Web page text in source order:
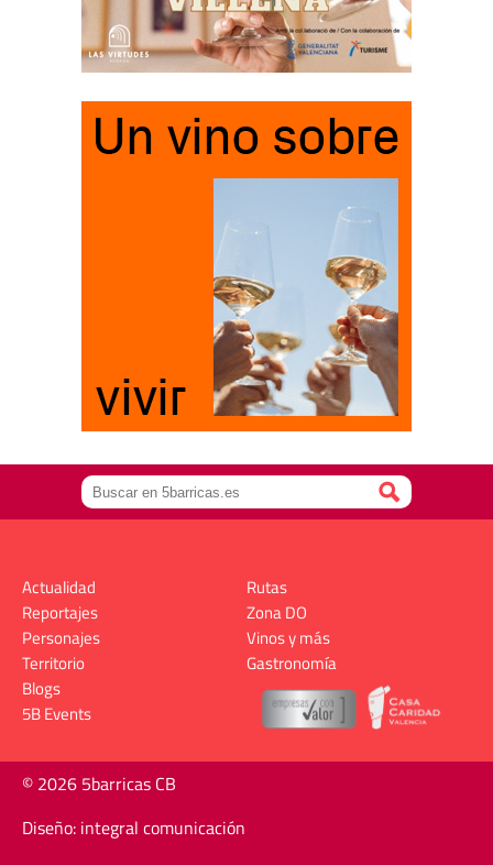
Actualidad
Reportajes
Personajes
Territorio
Rutas
Zona DO
Vinos y más
Gastronomía
Blogs
5B Events
© 2026 5barricas CB
Diseño: integral comunicación